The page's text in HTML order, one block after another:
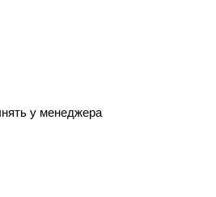
у менеджера